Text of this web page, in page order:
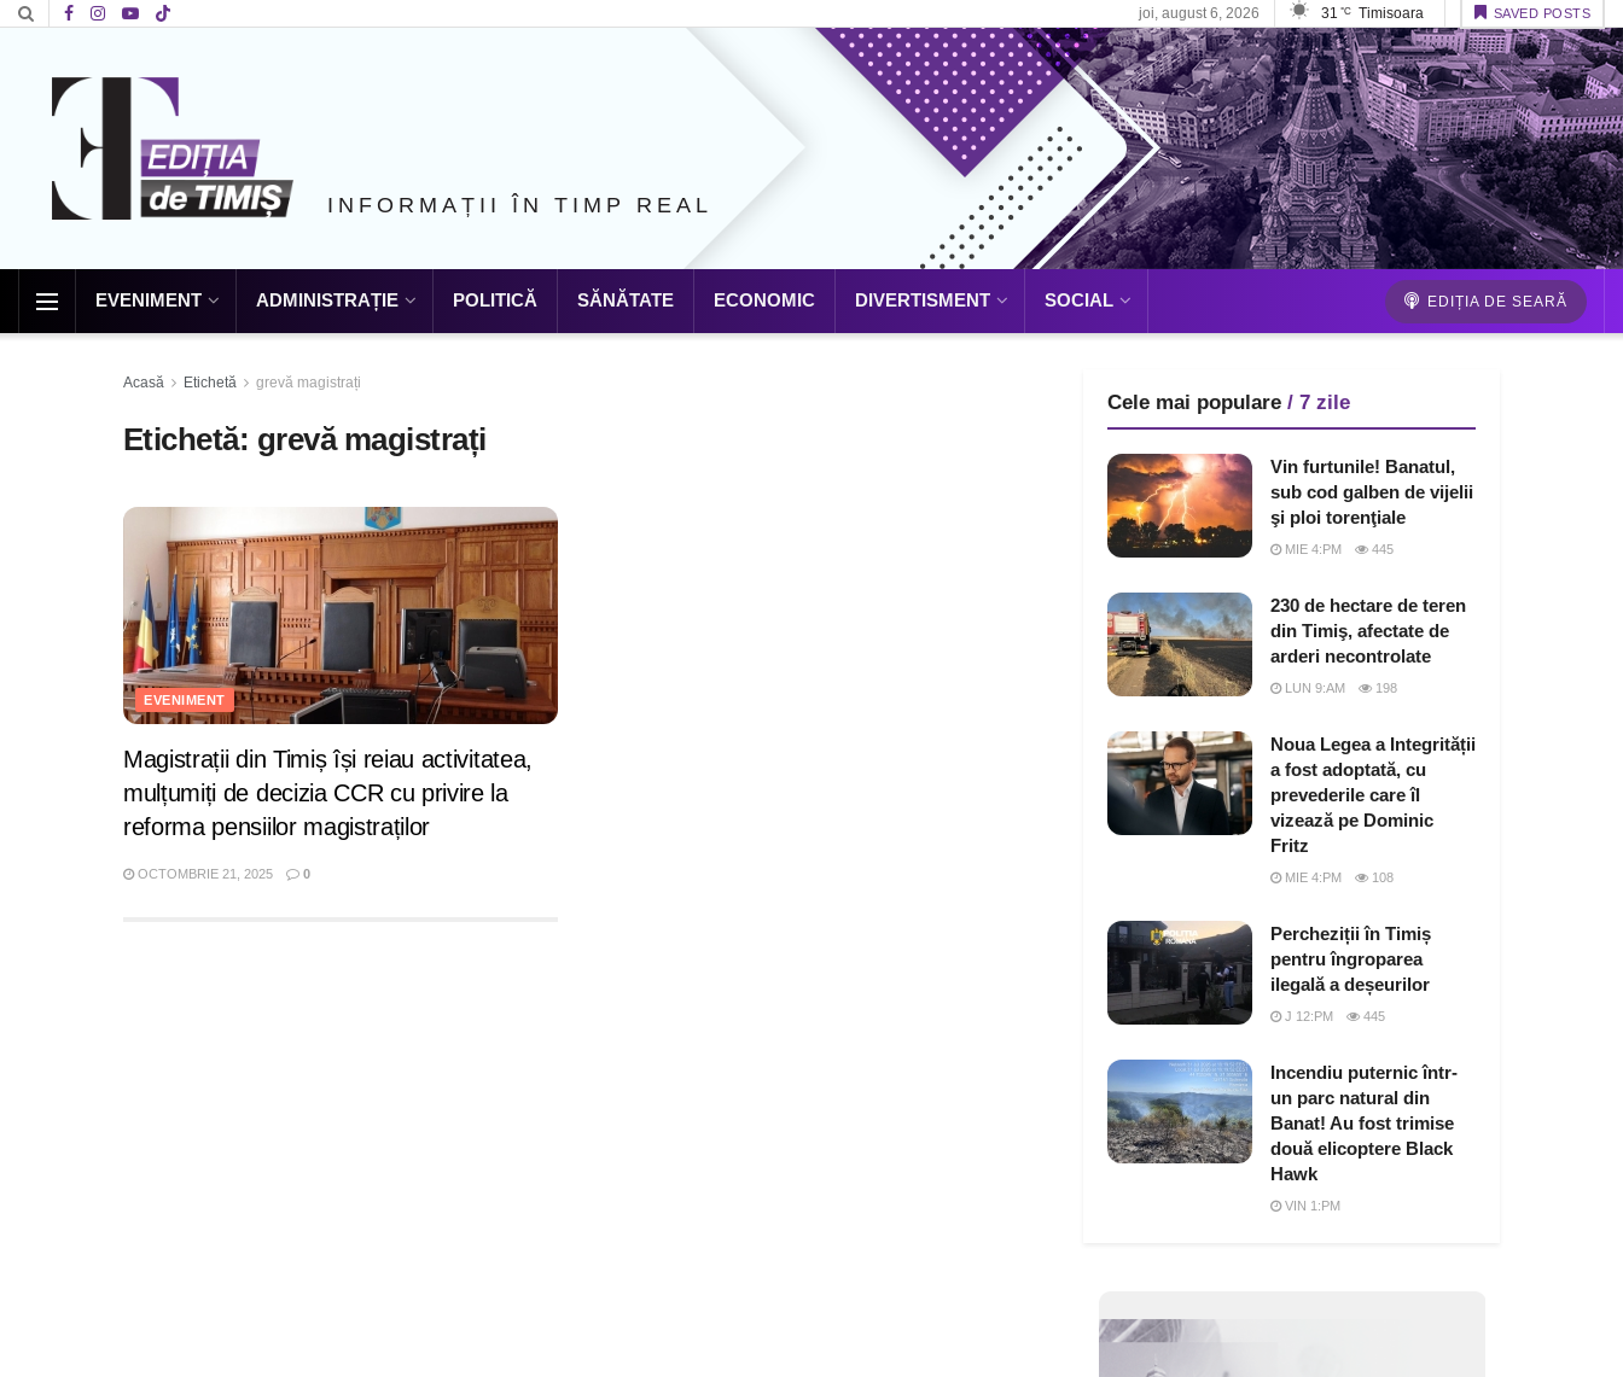
joi, august 6, 2026 31 °C Timisoara SAVED POSTS
INFORMAȚII ÎN TIMP REAL
EVENIMENT ADMINISTRAȚIE POLITICĂ SĂNĂTATE ECONOMIC DIVERTISMENT SOCIAL EDIȚIA DE SEARĂ
Acasă Etichetă grevă magistrați
Etichetă: grevă magistrați
EVENIMENT
Magistrații din Timiș își reiau activitatea,
mulțumiți de decizia CCR cu privire la
reforma pensiilor magistraților
OCTOMBRIE 21, 2025 0
Cele mai populare / 7 zile
Vin furtunile! Banatul,
sub cod galben de vijelii
şi ploi torenţiale
MIE 4:PM 445
230 de hectare de teren
din Timiş, afectate de
arderi necontrolate
LUN 9:AM 198
Noua Legea a Integrității
a fost adoptată, cu
prevederile care îl
vizează pe Dominic
Fritz
MIE 4:PM 108
Percheziții în Timiș
pentru îngroparea
ilegală a deșeurilor
J 12:PM 445
Incendiu puternic într-
un parc natural din
Banat! Au fost trimise
două elicoptere Black
Hawk
VIN 1:PM